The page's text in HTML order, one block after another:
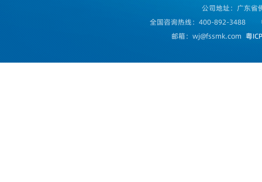
公司地址：广东省
全国咨询热线：400-892-3488
邮箱：wj@fssmk.com 粤